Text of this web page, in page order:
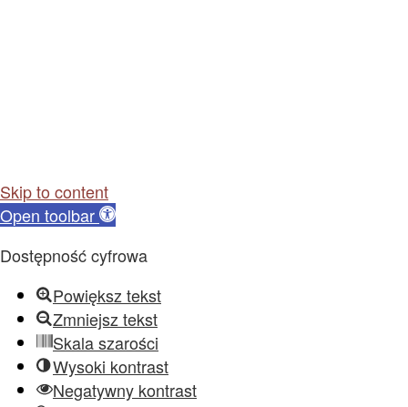
Skip to content
Open toolbar
Dostępność cyfrowa
Powiększ tekst
Zmniejsz tekst
Skala szarości
Wysoki kontrast
Negatywny kontrast